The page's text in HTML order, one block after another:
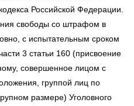
Российской Федерации.
свободы со штрафом в
с испытательным сроком
3 статьи 160 (присвоение
совершенное лицом с
группой лиц по
размере) Уголовного